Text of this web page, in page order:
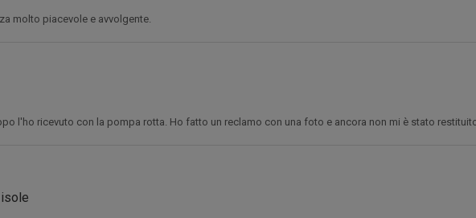
molto piacevole e avvolgente.
l'ho ricevuto con la pompa rotta. Ho fatto un reclamo con una foto e ancora non mi è stato